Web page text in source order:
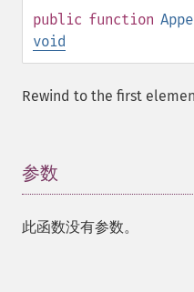
public function
void
Rewind to the first
参数
此函数没有参数。